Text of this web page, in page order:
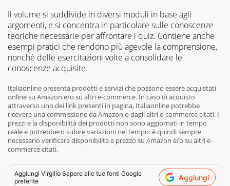
Il volume si suddivide in diversi moduli in base agli
argomenti, e si concentra in particolare sulle conoscenze
teoriche necessarie per affrontare i quiz. Contiene anche
esempi pratici che rendono più agevole la comprensione,
nonché delle esercitazioni volte a consolidare le
conoscenze acquisite.
Italiaonline presenta prodotti e servizi che possono essere acquistati
online su Amazon e/o su altri e-commerce. In caso di acquisto
attraverso uno dei link presenti in pagina, Italiaonline potrebbe
ricevere una commissione da Amazon o dagli altri e-commerce citati. I
prezzi e la disponibilità dei prodotti non sono aggiornati in tempo
reale e potrebbero subire variazioni nel tempo: è quindi sempre
necessario verificare disponibilità e prezzo su Amazon e/o su altri e-
commerce citati.
Aggiungi Virgilio Sapere alle tue fonti Google
preferite
Aggiungi